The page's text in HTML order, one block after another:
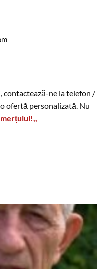
contactează-ne la telefon /
ofertă personalizată. Nu